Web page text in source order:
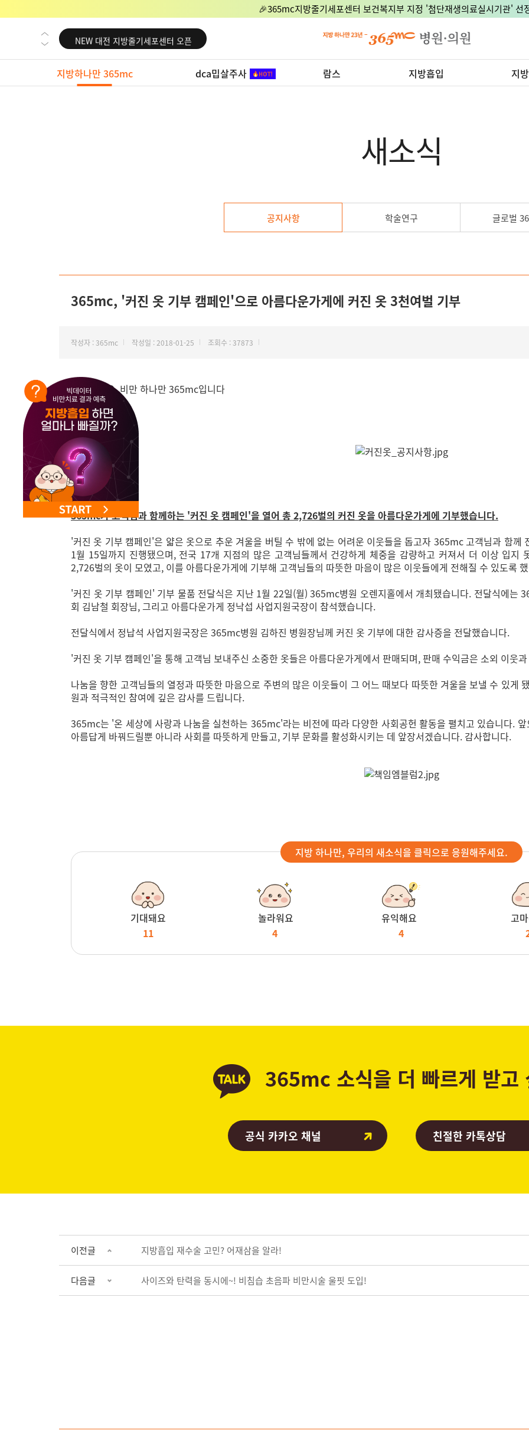
🎉365mc지방줄기세포센터 보건복지부 지정 '첨단재생의료실시기관' 선
NEW 교대 지방줄기세포센터 오픈
NEW 대전 지방줄기세포센터 오픈
NEW 노원 지방줄기세포센터 오픈
NEW 미국 LA점 오픈
지방하나만 365mc dca밉살주사 람스 지방흡입 지
새소식
공지사항 학술연구 글로벌
365mc, '커진 옷 기부 캠페인'으로 아름다운가게에 커진 옷 3천여벌 기부
작성자 : 365mc 작성일 : 2018-01-25 조회수 : 37873
안녕하세요, 비만 하나만 365mc입니다
365mc가 고객님과 함께하는 '커진 옷 캠페인'을 열어 총 2,726벌의 커진 옷을 아름다운가게에 기부했습니다.
'커진 옷 기부 캠페인'은 얇은 옷으로 추운 겨울을 버틸 수 밖에 없는 어려운 이웃들을 돕고자 365mc 고객님과 함
1월 15일까지 진행됐으며, 전국 17개 지점의 많은 고객님들께서 건강하게 체중을 감량하고 커져서 더 이상 입지
2,726벌의 옷이 모였고, 이를 아름다운가게에 기부해 고객님들의 따뜻한 마음이 많은 이웃들에게 전해질 수 있도록
'커진 옷 기부 캠페인' 기부 물품 전달식은 지난 1월 22일(월) 365mc병원 오렌지홀에서 개최됐습니다. 전달식에는
회 김남철 회장님, 그리고 아름다운가게 정낙섭 사업지원국장이 참석했습니다.
전달식에서 정납석 사업지원국장은 365mc병원 김하진 병원장님께 커진 옷 기부에 대한 감사증을 전달했습니다.
'커진 옷 기부 캠페인'을 통해 고객님 보내주신 소중한 옷들은 아름다운가게에서 판매되며, 판매 수익금은 소외 이웃
나눔을 향한 고객님들의 열정과 따뜻한 마음으로 주변의 많은 이웃들이 그 어느 때보다 따뜻한 겨울을 보낼 수 있게
원과 적극적인 참여에 깊은 감사를 드립니다.
365mc는 '온 세상에 사랑과 나눔을 실천하는 365mc'라는 비전에 따라 다양한 사회공헌 활동을 펼치고 있습니다.
아름답게 바꿔드릴뿐 아니라 사회를 따뜻하게 만들고, 기부 문화를 활성화시키는 데 앞장서겠습니다. 감사합니다.
지방 하나만, 우리의 새소식을 클릭으로 응원해주세요.
기대돼요
11
놀라워요
4
유익해요
4
고
365mc 소식을 더 빠르게 받고
공식 카카오 채널 친절한 카톡상담
이전글 지방흡입 재수술 고민? 어재삼을 알라!
다음글 사이즈와 탄력을 동시에~! 비침습 초음파 비만시술 울핏 도입!